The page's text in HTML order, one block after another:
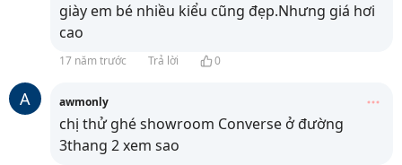
giày em bé nhiều kiểu cũng đẹp.Nhưng giá hơi
cao
17 năm trước Trả lời 0
A awmonly
chị thử ghé showroom Converse ở đường
3thang 2 xem sao